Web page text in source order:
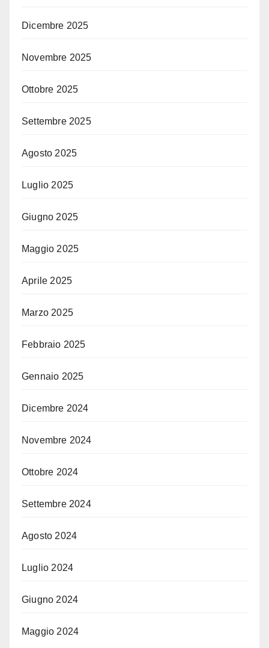
Dicembre 2025
Novembre 2025
Ottobre 2025
Settembre 2025
Agosto 2025
Luglio 2025
Giugno 2025
Maggio 2025
Aprile 2025
Marzo 2025
Febbraio 2025
Gennaio 2025
Dicembre 2024
Novembre 2024
Ottobre 2024
Settembre 2024
Agosto 2024
Luglio 2024
Giugno 2024
Maggio 2024